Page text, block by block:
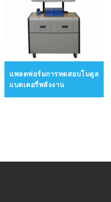
แพลตฟอร์มการทดสอบโมดูล
แบตเตอรี่พลังงาน